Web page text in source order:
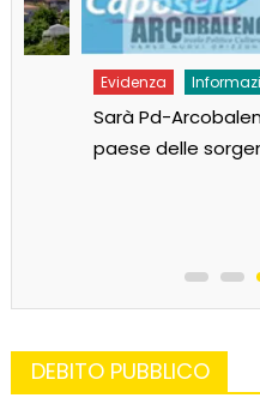
Evidenza Informazione
Sarà Pd-Arcobaleno?
paese delle sorgenti
DEBITO PUBBLICO